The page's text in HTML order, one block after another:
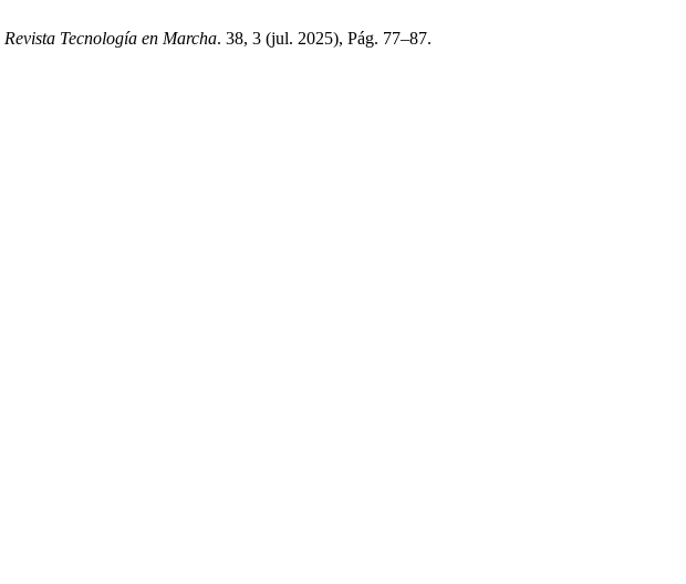
Revista Tecnología en Marcha. 38, 3 (jul. 2025), Pág. 77–87.